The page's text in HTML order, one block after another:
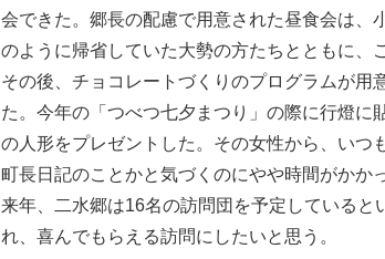
会できた。郷長の配慮で用意された昼食会は、
のように帰省していた大勢の方たちとともに、
その後、チョコレートづくりのプログラムが用
た。今年の「つべつ七夕まつり」の際に行燈に
の人形をプレゼントした。その女性から、いつ
町長日記のことかと気づくのにやや時間がかか
来年、二水郷は16名の訪問団を予定している
れ、喜んでもらえる訪問にしたいと思う。